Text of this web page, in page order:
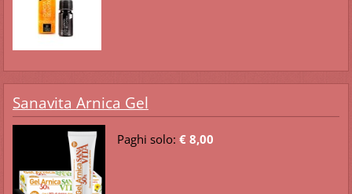
Sanavita Arnica Gel
Paghi solo: € 8,00